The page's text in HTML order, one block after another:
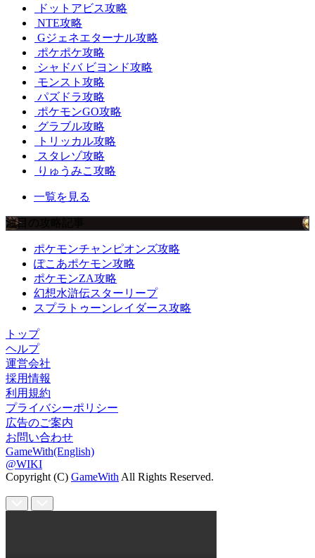
ドットアビス攻略
NTE攻略
Gジェネエターナル攻略
ポケポケ攻略
シャドバ ビヨンド攻略
モンスト攻略
パズドラ攻略
ポケモンGO攻略
グラブル攻略
トリッカル攻略
スタレゾ攻略
りゅうみこ攻略
一覧を見る
注目の攻略記事
ポケモンチャンピオンズ攻略
ぽこあポケモン攻略
ポケモンZA攻略
幻想水滸伝スターリープ
スプラトゥーンレイダース攻略
トップ
ヘルプ
運営会社
採用情報
利用規約
プライバシーポリシー
広告のご案内
お問い合わせ
GameWith(English)
@WIKI
Copyright (C) GameWith All Rights Reserved.